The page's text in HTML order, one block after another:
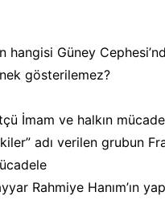
hangisi Güney
gösterilemez?
İmam ve halkın
adı verilen grubun
Rahmiye Hanım’ın